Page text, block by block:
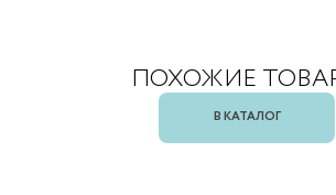
ПОХОЖИЕ
В КАТАЛОГ